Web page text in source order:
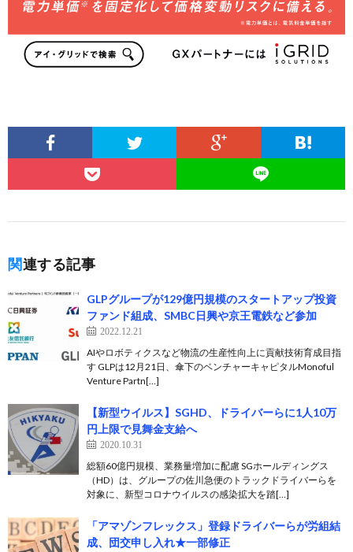
関連する記事
GLPグループが129億円規模のスタートアップ投資
ファンド組成、SMBC日興や京王電鉄など参加
2022.12.21
AIやロボティクスなど物流の生産性向上に貢献技術育成目指
す GLPは12月21日、傘下のベンチャーキャピタルMonoful
Venture Partn[…]
【新型ウイルス】SGHD、ドライバーらに1人10万
円上限で見舞金支給へ
2020.10.31
総額60億円規模、業務量増加に配慮 SGホールディングス
（HD）は、グループの佐川急便のトラックドライバーらを
対象に、新型コロナウイルスの感染拡大を踏[…]
「アマゾンフレックス」登録ドライバーらが労組結
成、団交申し入れ★一部修正